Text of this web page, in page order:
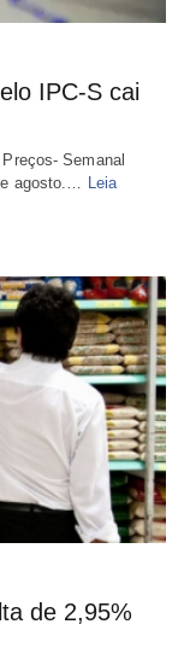
IPC-S cai
Semanal
agosto.… Leia
de 2,95%